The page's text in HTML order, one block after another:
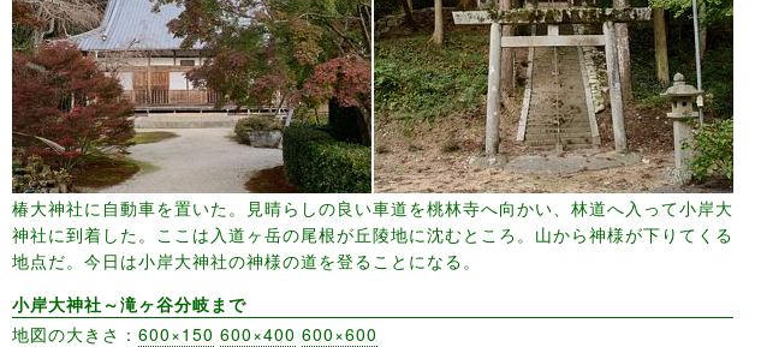
椿大神社に自動車を置いた。見晴らしの良い車道を桃林寺へ向かい、林道へ入って小岸大
神社に到着した。ここは入道ヶ岳の尾根が丘陵地に沈むところ。山から神様が下りてくる
地点だ。今日は小岸大神社の神様の道を登ることになる。
小岸大神社～滝ヶ谷分岐まで
地図の大きさ： 600×150 600×400 600×600